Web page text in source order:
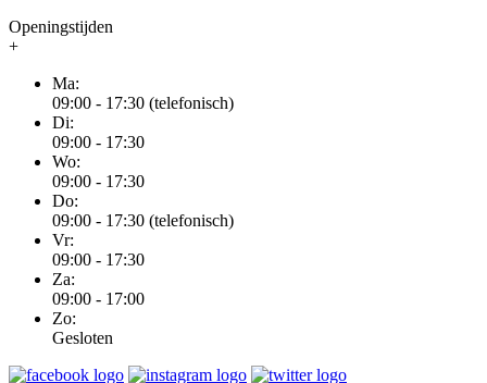
Openingstijden
+
Ma:
09:00 - 17:30 (telefonisch)
Di:
09:00 - 17:30
Wo:
09:00 - 17:30
Do:
09:00 - 17:30 (telefonisch)
Vr:
09:00 - 17:30
Za:
09:00 - 17:00
Zo:
Gesloten